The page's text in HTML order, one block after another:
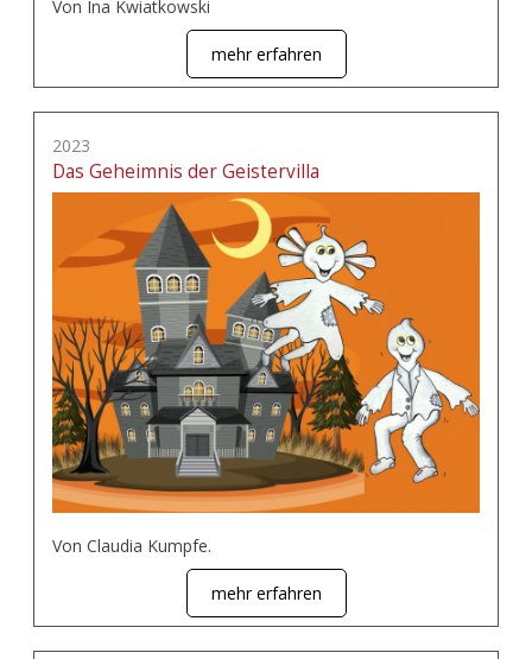
Von Ina Kwiatkowski
mehr erfahren
2023
Das Geheimnis der Geistervilla
Von Claudia Kumpfe.
mehr erfahren